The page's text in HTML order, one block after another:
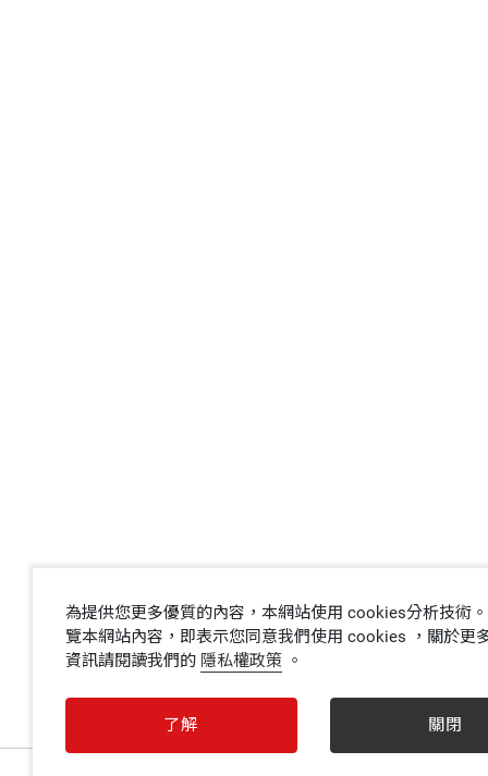
為提供您更多優質的內容，本網站使用 cookies分析技術
覽本網站內容，即表示您同意我們使用 cookies ，關於更
資訊請閱讀我們的 隱私權政策 。
了解 關閉